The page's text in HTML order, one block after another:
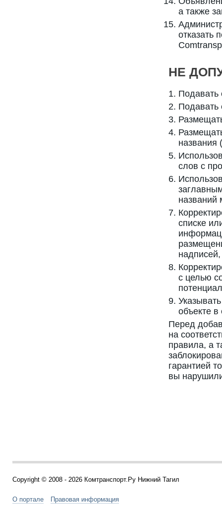
а также
отказать
НЕ
Подавать
Подавать
названия
слов с
названий
списке
с целью
объекте
Перед
на
правила, а
гарантией
вы
Copyright © 2008 - 2026 Комтранспорт.Ру Нижний Тагил
О портале Правовая информация